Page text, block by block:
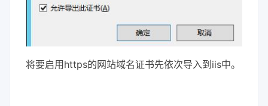
将要启用https的网站域名证书先依次导入到iis中。